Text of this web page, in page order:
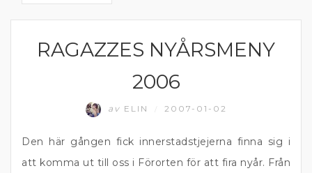
EFTERRÄTT
RAGAZZES NYÅRSMENY
2006
av ELIN 2007-01-02
Den här gången fick innerstadstjejerna finna sig i
att komma ut till oss i Förorten för att fira nyår. Från